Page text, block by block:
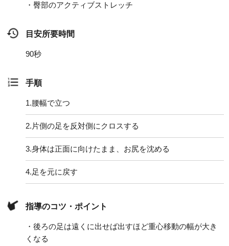
・臀部のアクティブストレッチ
目安所要時間
90秒
手順
1.腰幅で立つ
2. 片側の足を反対側にクロスする
3.身体は正面に向けたまま、お尻を沈める
4.足を元に戻す
指導のコツ・ポイント
・後ろの足は遠くに出せば出すほど重心移動の幅が大き
くなる